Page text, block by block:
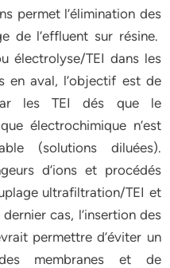
permet l’élimination des
de l’effluent sur résine.
électrolyse/TEI dans les
en aval, l’objectif est de
les TEI dés que le
électrochimique n’est
(solutions diluées).
d’ions et procédés
ultrafiltration/TEI et
cas, l’insertion des
permettre d’éviter un
membranes et de